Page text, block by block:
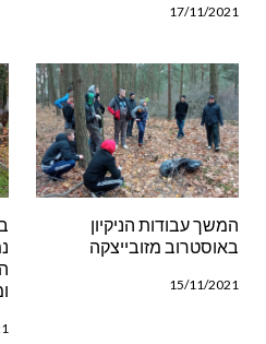
17/11/2021
המשך עבודות הניקיון
באוסטרוב מזובייצקה
15/11/2021